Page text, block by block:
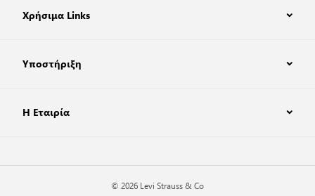
Χρήσιμα Links
Υποστήριξη
Η Εταιρία
© 2026 Levi Strauss & Co